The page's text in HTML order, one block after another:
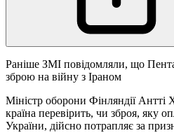
Раніше ЗМІ повідомляли, що
зброю на війну з Іраном
Міністр оборони Фінляндії
країна перевірить, чи зброя, яку
України, дійсно потрапляє за